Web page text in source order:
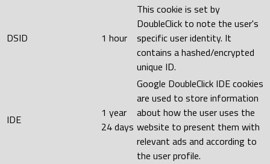
DSID 1 hour
This cookie is set by
DoubleClick to note the user's
specific user identity. It
contains a hashed/encrypted
unique ID.
IDE
1 year
24 days
Google DoubleClick IDE cookies
are used to store information
about how the user uses the
website to present them with
relevant ads and according to
the user profile.